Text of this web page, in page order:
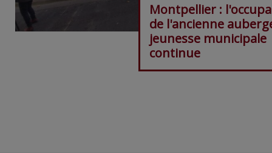
Montpellier :
de l'ancienne
jeunesse municipale
continue